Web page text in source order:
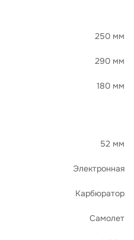
250 мм
290 мм
180 мм
52 мм
Электронная
Карбюратор
Самолет